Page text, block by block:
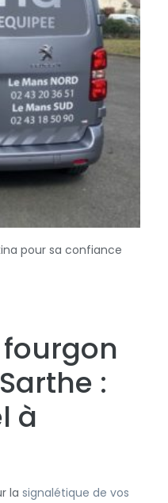
pour sa confiance
:
à
la signalétique de vos